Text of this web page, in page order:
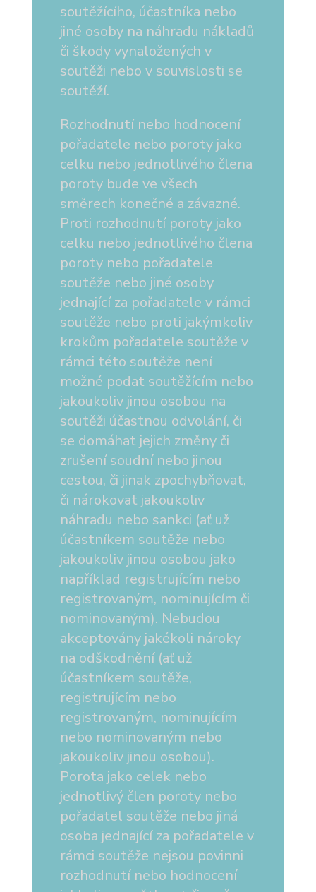
soutěžícího, účastníka nebo
jiné osoby na náhradu nákladů
či škody vynaložených v
soutěži nebo v souvislosti se
soutěží.
Rozhodnutí nebo hodnocení
pořadatele nebo poroty jako
celku nebo jednotlivého člena
poroty bude ve všech
směrech konečné a závazné.
Proti rozhodnutí poroty jako
celku nebo jednotlivého člena
poroty nebo pořadatele
soutěže nebo jiné osoby
jednající za pořadatele v rámci
soutěže nebo proti jakýmkoliv
krokům pořadatele soutěže v
rámci této soutěže není
možné podat soutěžícím nebo
jakoukoliv jinou osobou na
soutěži účastnou odvolání, či
se domáhat jejich změny či
zrušení soudní nebo jinou
cestou, či jinak zpochybňovat,
či nárokovat jakoukoliv
náhradu nebo sankci (ať už
účastníkem soutěže nebo
jakoukoliv jinou osobou jako
například registrujícím nebo
registrovaným, nominujícím či
nominovaným). Nebudou
akceptovány jakékoli nároky
na odškodnění (ať už
účastníkem soutěže,
registrujícím nebo
registrovaným, nominujícím
nebo nominovaným nebo
jakoukoliv jinou osobou).
Porota jako celek nebo
jednotlivý člen poroty nebo
pořadatel soutěže nebo jiná
osoba jednající za pořadatele v
rámci soutěže nejsou povinni
rozhodnutí nebo hodnocení